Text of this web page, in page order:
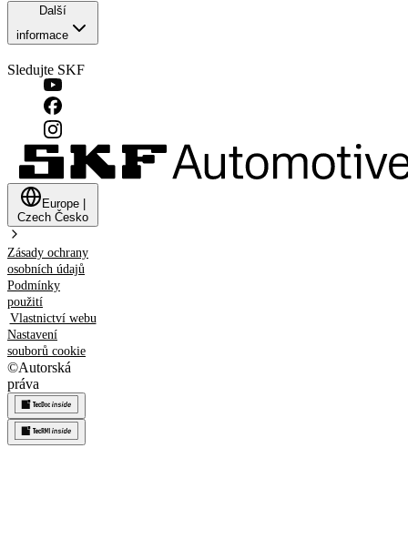
Další
informace
Sledujte SKF
Europe
Czech Česko
Zásady ochrany
osobních údajů
Podmínky
použití
Vlastnictví webu
Nastavení
souborů cookie
©Autorská
práva